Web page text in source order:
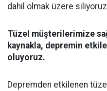
dahil olmak üzere
Tüzel müşterilerimize
kaynakla, depremin
oluyoruz.
Depremden etkilenen